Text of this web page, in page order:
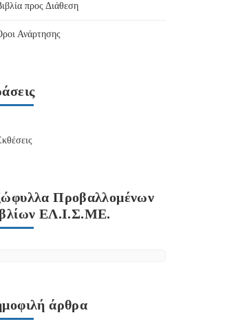
προς Διάθεση
Ανάρτησης
Προβαλλομένων
ΕΛ.Ι.Σ.ΜΕ.
άρθρα